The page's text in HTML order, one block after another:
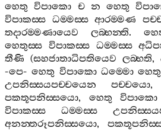
හෙතු විපාකො ච න හෙතු
විපාකස‍්ස ධම‍්මස‍්ස ආරම‍්මණ
තදාරම‍්මණායෙව
ලබ‍්භන‍්ති.
හෙතුස‍්ස විපාකස‍්ස ධම‍්මස‍්ස
තීණි (සහජාතාධිපතියෙව ලබ‍්භති,
-පෙ-හෙතු විපාකො ධම‍්මො
උපනිස‍්සයපච‍්චයෙන
පච‍්චයො,
පකතූපනිස‍්සයො, හෙතු විපාකො
විපාකස‍්ස
ධම‍්මස‍්ස
අනන‍්තරූපනිස‍්සයො,